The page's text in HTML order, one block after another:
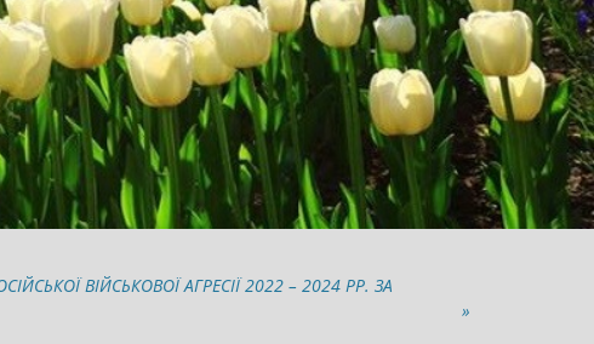
ВІЙСЬКОВОЇ АГРЕСІЇ 2022 – 2024 РР. ЗА
»